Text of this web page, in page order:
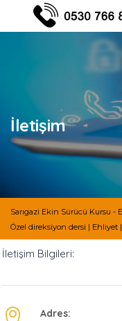
İletişim
Sarıgazi Ekin Sürücü Kursu
Özel direksiyon dersi | Ehliyet
İletişim Bilgileri:
Adres: